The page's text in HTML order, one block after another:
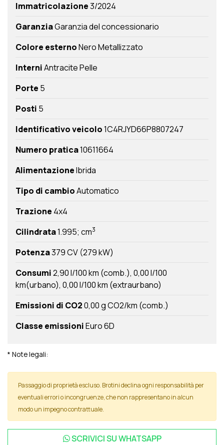
Immatricolazione3/2024
GaranziaGaranzia del concessionario
Colore esternoNero Metallizzato
InterniAntracite Pelle
Porte 5
Posti 5
Identificativo veicolo1C4RJYD66P8807247
Numero pratica10611664
AlimentazioneIbrida
Tipo di cambioAutomatico
Trazione 4x4
Cilindrata1.995; cm3
Potenza379 CV (279 kW)
Consumi2,90 l/100 km (comb.) 0,00 l/100
km(urbano) 0,00 l/100 km (extraurbano)
Emissioni di CO20,00 g CO2/km (comb.)
Classe emissioniEuro 6D
* Note legali:
Passaggio di proprietà escluso. Brotini declina ogni responsabilità per
eventuali errori o incongruenze, che non rappresentano in alcun
modo un impegno contrattuale.
SCRIVICI SUWHATSAPP